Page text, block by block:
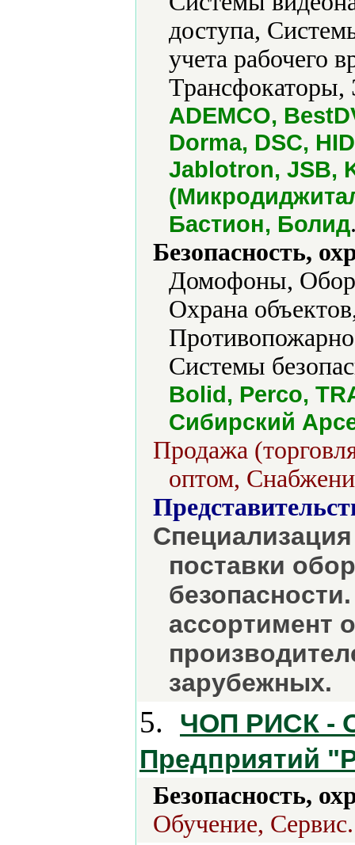
доступа,
учета рабочего
ADEMCO,
Dorma, DSC,
Jablotron, JSB,
Бастион, Болид
Безопасность,
Домофоны,
Охрана
Системы
Bolid, Perco,
Сибирский
Продажа
оптом,
поставки
ассортимент
зарубежных.
5.
ЧОП РИСК -
Предприятий
Безопасность,
Обучение, Сервис.